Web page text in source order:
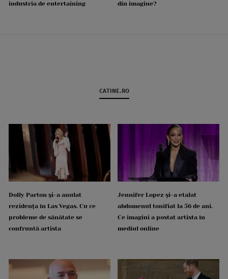
industria de entertaining din imagine?
CATINE.RO
Dolly Parton și-a anulat
rezidența în Las Vegas. Cu ce
probleme de sănătate se
confruntă artista
Jennifer Lopez și-a etalat
abdomenul tonifiat la 56 de ani.
Ce imagini a postat artista în
mediul online